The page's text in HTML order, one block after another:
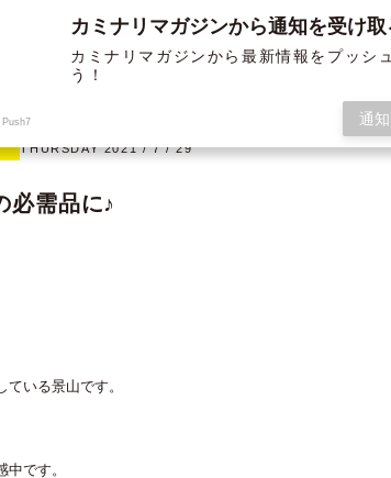
グラフ
ABOUT US SERVICE WORKS
THURSDAY 2021 / 7 / 29
必需品に♪
いる景山です。
です。
カミナリマガジンから通知を受け取
カミナリマガジンから最新情報をプッシ
う！
Push7 通